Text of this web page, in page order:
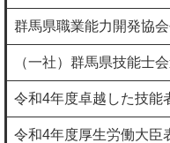
群馬県職業能力開発協
（一社）群馬県技能士
令和4年度卓越した技能
令和4年度厚生労働大臣